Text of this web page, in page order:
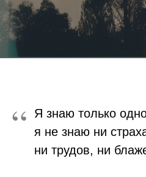
“
Я знаю только
я не знаю ни
ни трудов, ни